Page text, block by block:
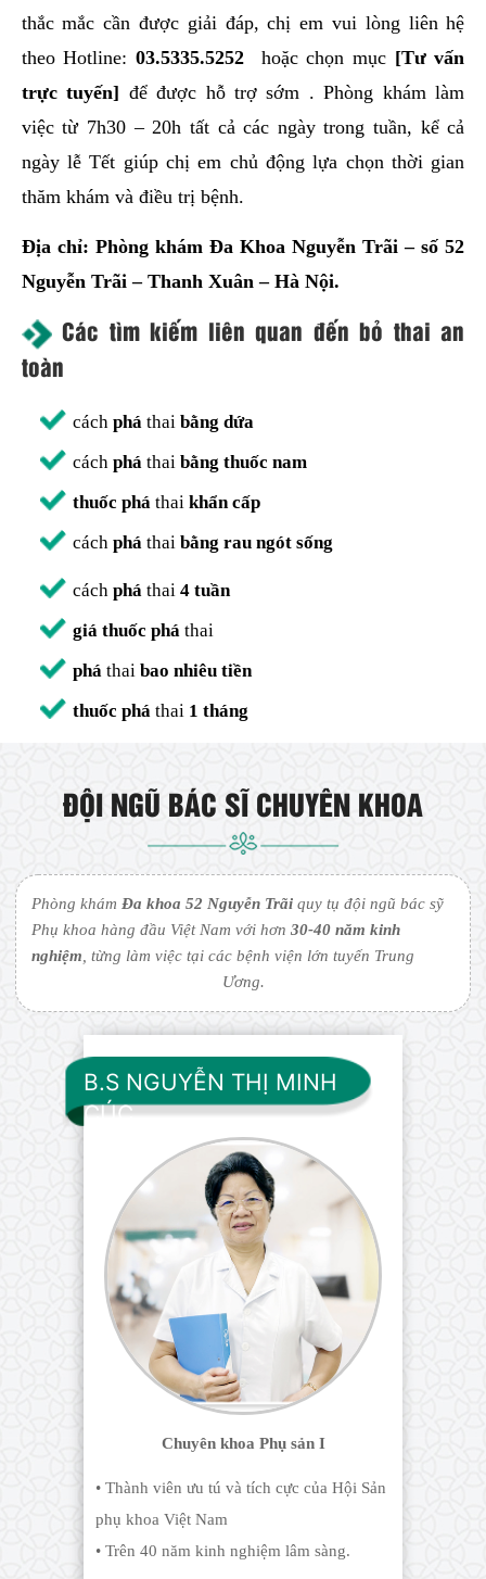
thắc mắc cần được giải đáp, chị em vui lòng liên hệ
theo Hotline:03.5335.5252 hoặc chọn mục [Tư vấn
trực tuyến] để được hỗ trợ sớm . Phòng khám làm
việc từ 7h30 – 20h tất cả các ngày trong tuần, kể cả
ngày lễ Tết giúp chị em chủ động lựa chọn thời gian
thăm khám và điều trị bệnh.
Địa chỉ: Phòng khám Đa Khoa Nguyễn Trãi – số 52
Nguyễn Trãi – Thanh Xuân – Hà Nội.
Các tìm kiếm liên quan đến bỏ thai an
toàn
cáchphá thaibằng dứa
cáchphá thaibằng thuốc nam
thuốc phá thaikhẩn cấp
cáchphá thaibằng rau ngót sống
cáchphá thai4 tuần
giá thuốc phá thai
phá thaibao nhiêu tiền
thuốc phá thai 1 tháng
ĐỘI NGŨ BÁC SĨ CHUYÊN KHOA
Phòng khámĐa khoa 52 Nguyễn Trãi quy tụ đội ngũ bác sỹ
Phụ khoa hàng đầu Việt Nam với hơn30-40 năm kinh
nghiệm , từng làm việc tại các bệnh viện lớn tuyến Trung
Ương.
B.S NGUYỄN THỊ MINH
CÚC
Chuyên khoa Phụ sản I
• Thành viên ưu tú và tích cực của Hội Sản
phụ khoa Việt Nam
• Trên 40 năm kinh nghiệm lâm sàng.